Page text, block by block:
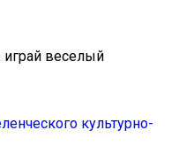
играй веселый
культурно-